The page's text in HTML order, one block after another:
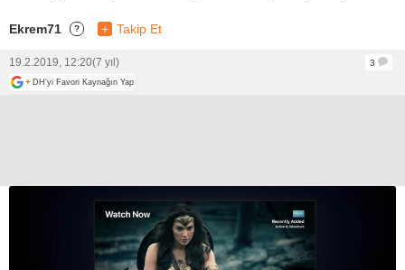
Ekrem71 ? + Takip Et
19.2.2019, 12:20(7 yıl)
3
+ DH'yi Favori Kaynağın Yap